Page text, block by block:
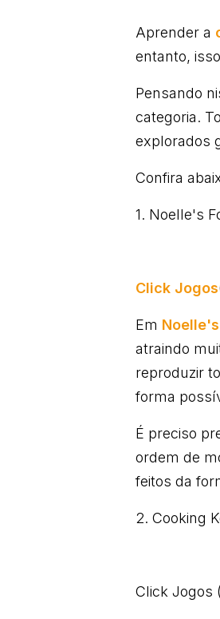
Aprender a
entanto,
Pensando
categoria.
explorados
Confira
1. Noelle's
Click Jogos
Em
atraindo
reproduzir
forma
É preciso
ordem de
feitos da
2. Cooking
Click Jogos